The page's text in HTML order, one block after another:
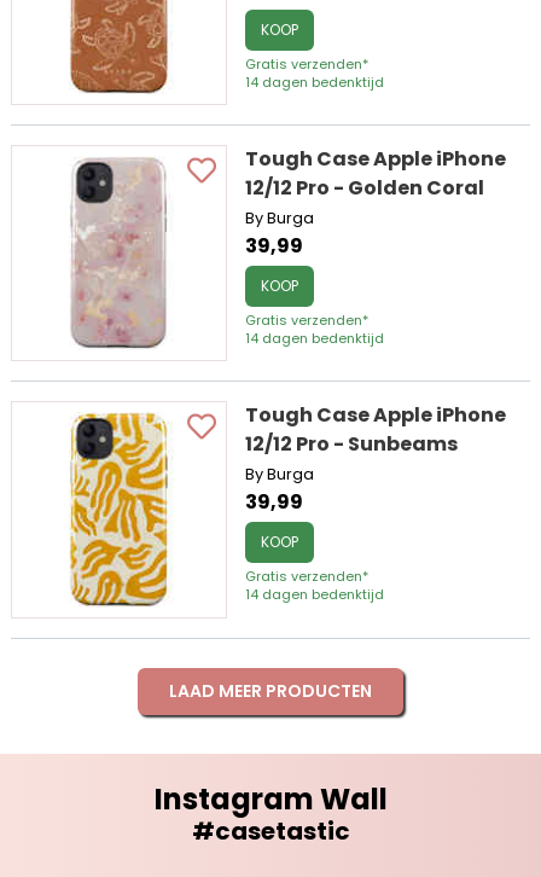
KOOP
Gratis verzenden*
14 dagen bedenktijd
Tough Case Apple iPhone
12/12 Pro - Golden Coral
By Burga
39,99
KOOP
Gratis verzenden*
14 dagen bedenktijd
Tough Case Apple iPhone
12/12 Pro - Sunbeams
By Burga
39,99
KOOP
Gratis verzenden*
14 dagen bedenktijd
LAAD MEER PRODUCTEN
Instagram Wall
#casetastic